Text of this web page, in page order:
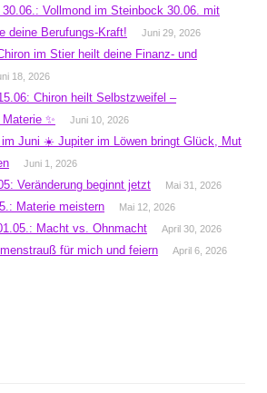
Vollmond im Steinbock 30.06. mit
deine Berufungs-Kraft!
Juni 29, 2026
im Stier heilt deine Finanz- und
18, 2026
Chiron heilt Selbstzweifel –
✨
Juni 10, 2026
im Juni ☀️ Jupiter im Löwen bringt Glück, Mut
Juni 1, 2026
Veränderung beginnt jetzt Mai 31, 2026
Materie meistern Mai 12, 2026
Macht vs. Ohnmacht April 30, 2026
für mich und feiern April 6, 2026